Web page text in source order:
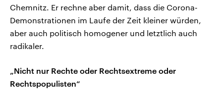
Chemnitz. Er rechne aber damit, dass die Corona-
Demonstrationen im Laufe der Zeit kleiner würden,
aber auch politisch homogener und letztlich auch
radikaler.
„Nicht nur Rechte oder Rechtsextreme oder
Rechtspopulisten“